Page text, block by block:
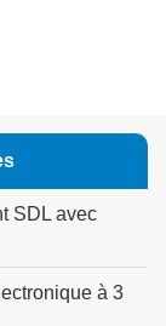
SDL avec
à 3